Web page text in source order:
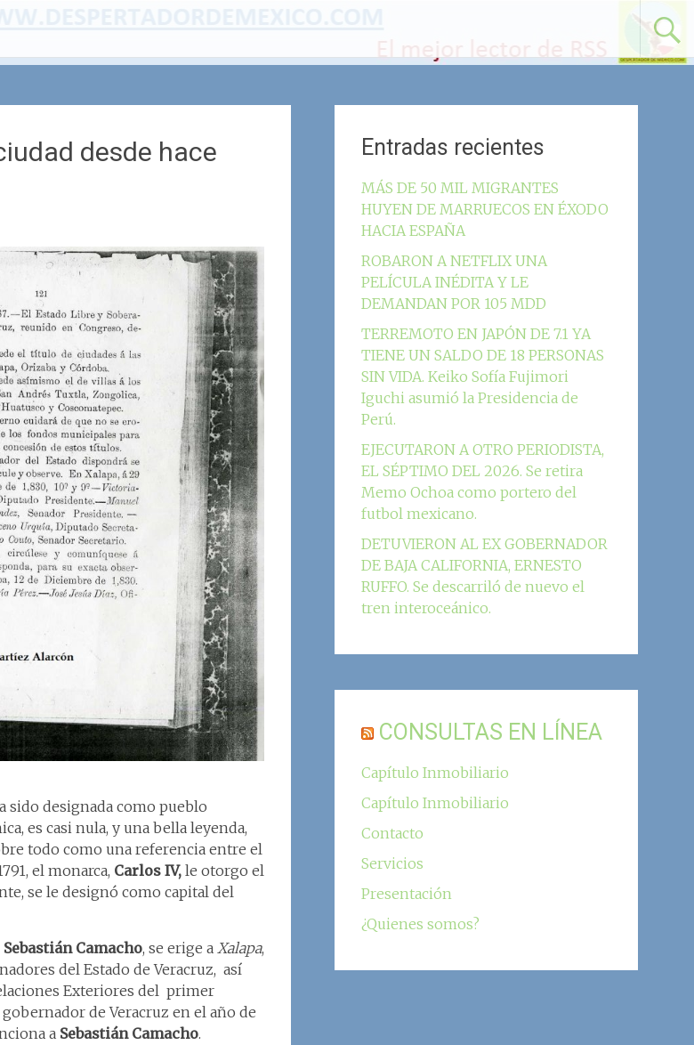
desde hace
sido designada como pueblo
es casi nula, y una bella leyenda,
todo como una referencia entre el
el monarca, Carlos IV, le otorgo el
se le designó como capital del
Sebastián Camacho, se erige a Xalapa,
del Estado de Veracruz, así
Exteriores del primer
de Veracruz en el año de
a Sebastián Camacho.
Entradas recientes
MÁS DE 50 MIL MIGRANTES
HUYEN DE MARRUECOS EN ÉXODO
HACIA ESPAÑA
ROBARON A NETFLIX UNA
PELÍCULA INÉDITA Y LE
DEMANDAN POR 105 MDD
TERREMOTO EN JAPÓN DE 7.1 YA
TIENE UN SALDO DE 18 PERSONAS
SIN VIDA. Keiko Sofía Fujimori
Iguchi asumió la Presidencia de
Perú.
EJECUTARON A OTRO PERIODISTA,
EL SÉPTIMO DEL 2026. Se retira
Memo Ochoa como portero del
futbol mexicano.
DETUVIERON AL EX GOBERNADOR
DE BAJA CALIFORNIA, ERNESTO
RUFFO. Se descarriló de nuevo el
tren interoceánico.
CONSULTAS EN LÍNEA
Capítulo Inmobiliario
Capítulo Inmobiliario
Contacto
Servicios
Presentación
¿Quienes somos?